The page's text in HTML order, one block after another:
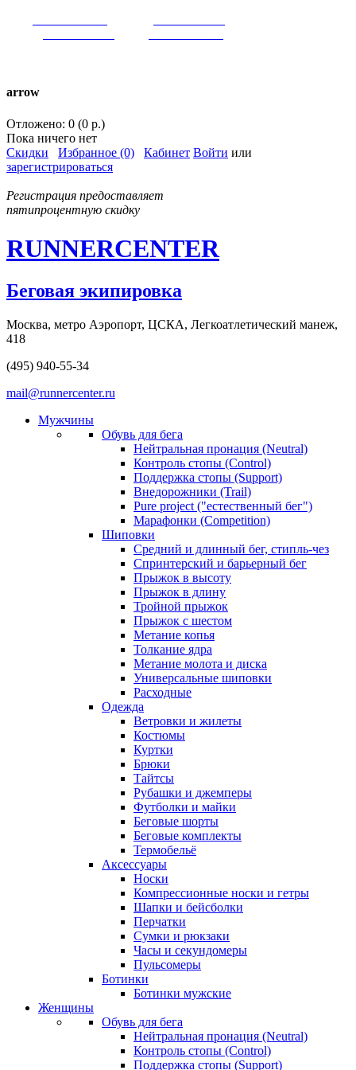
arrow
Отложено: 0 (0 р.)
Пока ничего нет
Скидки
Избранное (0) Кабинет Войти или
зарегистрироваться
Регистрация предоставляет
пятипроцентную скидку
RUNNERCENTER
Беговая экипировка
Москва, метро Аэропорт, ЦСКА, Легкоатлетический манеж,
418
(495) 940-55-34
mail@runnercenter.ru
Мужчины
Обувь для бега
Нейтральная пронация (Neutral)
Контроль стопы (Control)
Поддержка стопы (Support)
Внедорожники (Trail)
Pure project ("естественный бег")
Марафонки (Competition)
Шиповки
Средний и длинный бег, стипль-чез
Cпринтерский и барьерный бег
Прыжок в высоту
Прыжок в длину
Тройной прыжок
Прыжок с шестом
Метание копья
Толкание ядра
Метание молота и диска
Универсальные шиповки
Расходные
Одежда
Ветровки и жилеты
Костюмы
Куртки
Брюки
Тайтсы
Рубашки и джемперы
Футболки и майки
Беговые шорты
Беговые комплекты
Термобельё
Аксессуары
Носки
Компрессионные носки и гетры
Шапки и бейсболки
Перчатки
Сумки и рюкзаки
Часы и секундомеры
Пульсомеры
Ботинки
Ботинки мужские
Женщины
Обувь для бега
Нейтральная пронация (Neutral)
Контроль стопы (Control)
Поддержка стопы (Support)